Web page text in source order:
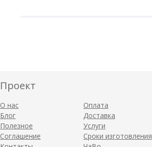
Проект
О нас
Блог
Полезное
Соглашение
Оплата
Доставка
Услуги
Сроки изготовления